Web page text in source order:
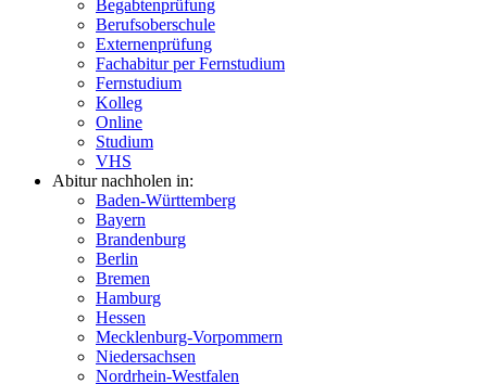
Begabtenprüfung
Berufsoberschule
Externenprüfung
Fachabitur per Fernstudium
Fernstudium
Kolleg
Online
Studium
VHS
Abitur nachholen in:
Baden-Württemberg
Bayern
Brandenburg
Berlin
Bremen
Hamburg
Hessen
Mecklenburg-Vorpommern
Niedersachsen
Nordrhein-Westfalen